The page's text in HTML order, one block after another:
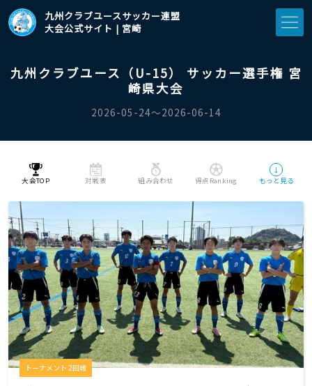
九州クラブユースサッカー連盟
大会公式サイト | 宮崎
九州クラブユース（U-15） サッカー選手権 宮
崎県大会
2026-05-24〜2026-06-14
大会TOP 対戦表 組み合わせ 得点Ranking
↓
もっと見る
トーナメント 2回戦